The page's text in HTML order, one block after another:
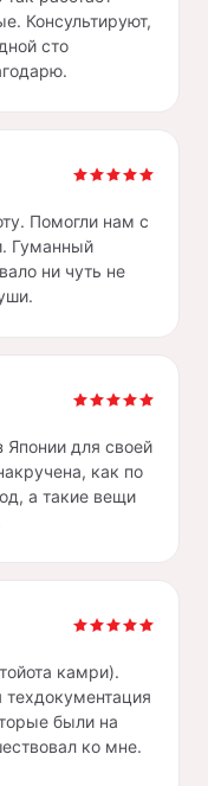
Консультируют,
сто
Помогли нам с
Гуманный
ни чуть не
Японии для своей
как по
а такие вещи
камри).
были на
ко мне.